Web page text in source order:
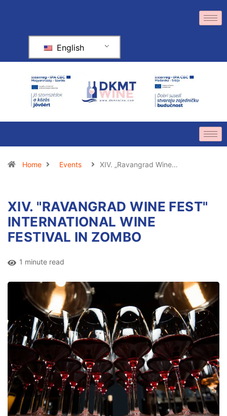
English
Home Events XIV. „Ravangrad Wine…
XIV. "RAVANGRAD WINE FEST"
INTERNATIONAL WINE
FESTIVAL IN ZOMBO
1 minute read